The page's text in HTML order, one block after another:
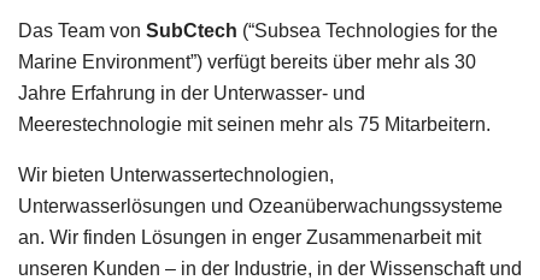
Das Team von SubCtech (“Subsea Technologies for the
Marine Environment”) verfügt bereits über mehr als 30
Jahre Erfahrung in der Unterwasser- und
Meerestechnologie mit seinen mehr als 75 Mitarbeitern.
Wir bieten Unterwassertechnologien,
Unterwasserlösungen und Ozeanüberwachungssysteme
an. Wir finden Lösungen in enger Zusammenarbeit mit
unseren Kunden – in der Industrie, in der Wissenschaft und